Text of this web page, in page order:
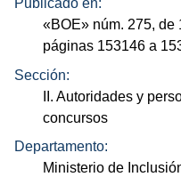
Publicado en:
«BOE» núm. 275, de
páginas 153146 a
Sección:
II. Autoridades y
concursos
Departamento:
Ministerio de